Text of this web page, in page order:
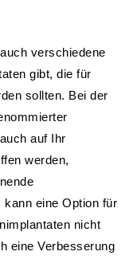
verschiedene
gibt, die für
sollten. Bei der
auf Ihr
werden,
kann eine Option für
nicht
eine Verbesserung